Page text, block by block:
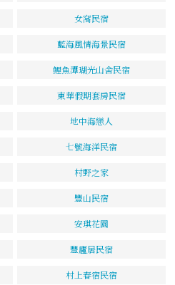
女窩民宿
藍海風情海景民宿
鯉魚潭瑚光山舍民宿
東華假期套房民宿
地中海戀人
七號海洋民宿
村野之家
豐山民宿
安琪花園
豐廬居民宿
村上春宿民宿